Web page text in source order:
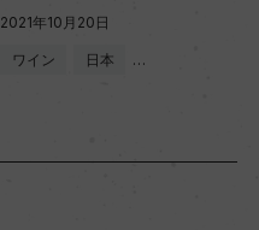
2021年10月20日
ワイン 日本 …